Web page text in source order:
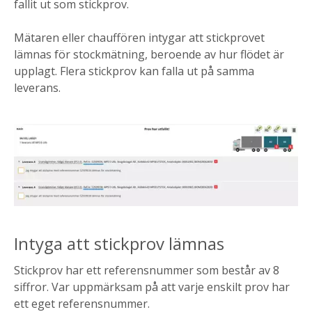
fallit ut som stickprov.
Mätaren eller chauffören intygar att stickprovet
lämnas för stockmätning, beroende av hur flödet är
upplagt. Flera stickprov kan falla ut på samma
leverans.
Intyga att stickprov lämnas
Stickprov har ett referensnummer som består av 8
siffror. Var uppmärksam på att varje enskilt prov har
ett eget referensnummer.